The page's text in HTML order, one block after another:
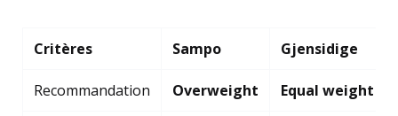
Critères Sampo Gjensidige
Recommandation Overweight Equal weight